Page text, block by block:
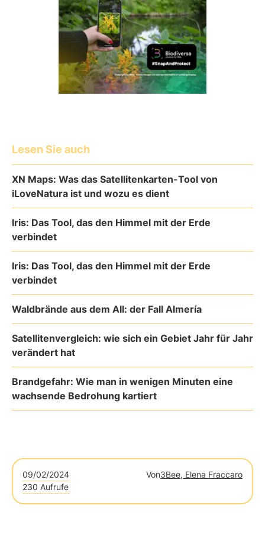
Lesen Sie auch
XN Maps: Was das Satellitenkarten-Tool von
iLoveNatura ist und wozu es dient
Iris: Das Tool, das den Himmel mit der Erde
verbindet
Iris: Das Tool, das den Himmel mit der Erde
verbindet
Waldbrände aus dem All: der Fall Almería
Satellitenvergleich: wie sich ein Gebiet Jahr für Jahr
verändert hat
Brandgefahr: Wie man in wenigen Minuten eine
wachsende Bedrohung kartiert
09/02/2024 Von3Bee, Elena Fraccaro
230 Aufrufe